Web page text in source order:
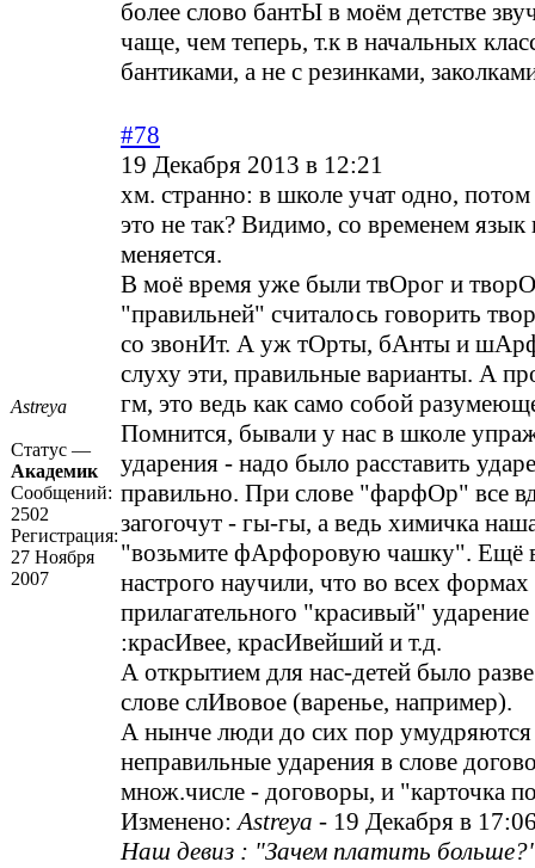
более слово бантЫ в моём детстве
чаще, чем теперь, т.к в начальных
бантиками, а не с резинками,
Astreya
Статус —
Академик
Сообщений:
2502
Регистрация:
27 Ноября
2007
#78
19 Декабря 2013 в 12:21
хм. странно: в школе учат одно, потом
это не так? Видимо, со временем язык
меняется.
В моё время уже были твОрог и
"правильней" считалось говорить
со звонИт. А уж тОрты, бАнты и
слуху эти, правильные варианты. А
гм, это ведь как само собой
Помнится, бывали у нас в школе
ударения - надо было расставить
правильно. При слове "фарфОр" все
загогочут - гы-гы, а ведь химичка
"возьмите фАрфоровую чашку". Ещё
настрого научили, что во всех формах
прилагательного "красивый" ударение
:красИвее, красИвейший и т.д.
А открытием для нас-детей было
слове слИвовое (варенье, например).
А нынче люди до сих пор умудряются
неправильные ударения в слове
множ.числе - договоры, и "карточка
Изменено:Astreya - 19 Декабря в
Наш девиз : "Зачем платить